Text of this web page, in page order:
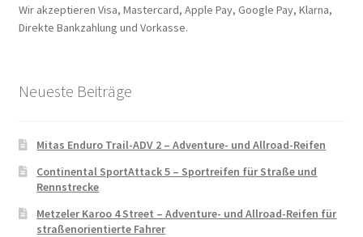
Wir akzeptieren Visa, Mastercard, Apple Pay, Google Pay, Klarna,
Direkte Bankzahlung und Vorkasse.
Neueste Beiträge
Mitas Enduro Trail-ADV 2 – Adventure- und Allroad-Reifen
Continental SportAttack 5 – Sportreifen für Straße und
Rennstrecke
Metzeler Karoo 4 Street – Adventure- und Allroad-Reifen für
straßenorientierte Fahrer